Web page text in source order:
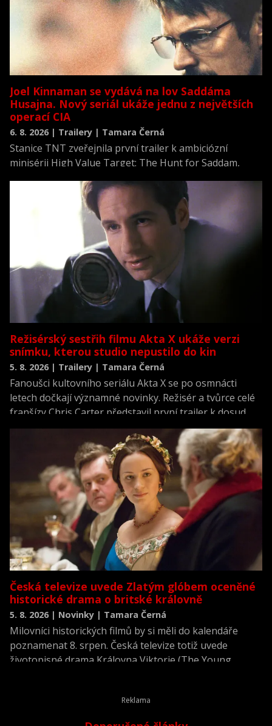
Joel Kinnaman se vydává na lov Saddáma
Husajna. Nový seriál ukáže jednu z největších
operací CIA
6. 8. 2026 | Trailery | Tamara Černá
Stanice TNT zveřejnila první trailer k ambiciózní
minisérii High Value Target: The Hunt for Saddam,
novodobých dějin.
Režisérský sestřih filmu Akta X ukáže verzi
snímku, kterou studio nepustilo do kin
5. 8. 2026 | Trailery | Tamara Černá
Fanoušci kultovního seriálu Akta X se po osmnácti
letech dočkají významné novinky. Režisér a tvůrce celé
franšízy Chris Carter představil první trailer k dosud
neviděné režisérské verzi filmu Akta X: Chci uvěřit.
Česká televize uvede Zlatým glóbem oceněné
historické drama o britské královně
5. 8. 2026 | Novinky | Tamara Černá
Milovníci historických filmů by si měli do kalendáře
poznamenat 8. srpen. Česká televize totiž uvede
životopisné drama Královna Viktorie (The Young